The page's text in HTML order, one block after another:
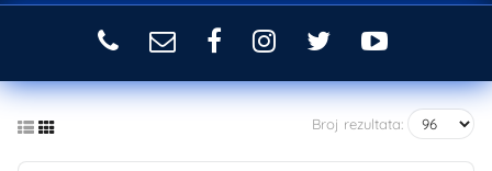
Broj rezultata: